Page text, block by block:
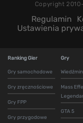
Copyright
Regulamin
Ustawienia
Ranking Gier
Gry samochodowe
Gry zręcznościowe
Gry FPP
Gry przygodowe
Gry
Mass
GTA 5